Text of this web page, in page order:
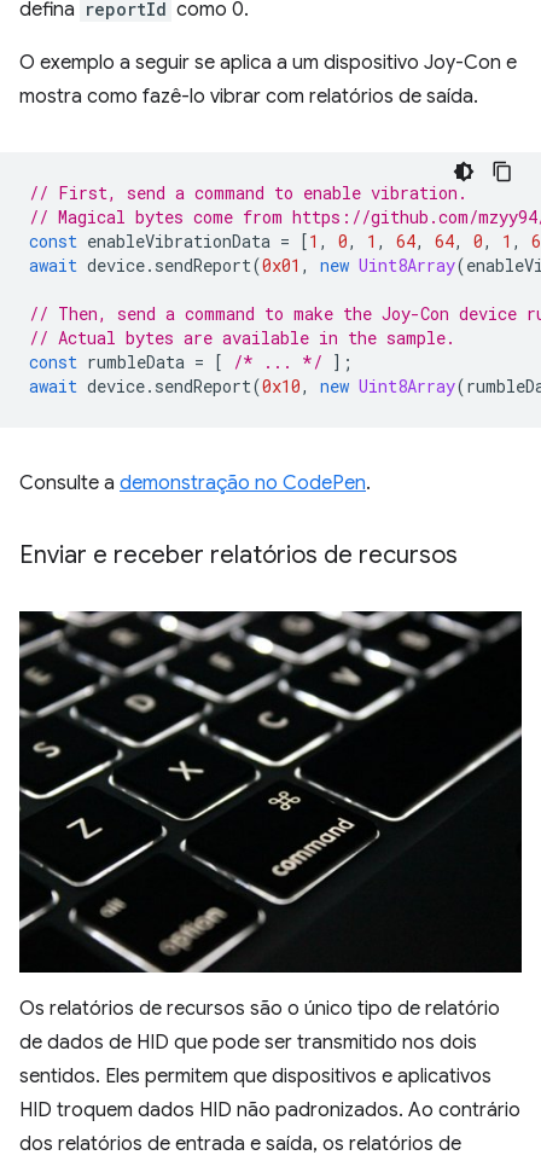
defina reportId como 0.
O exemplo a seguir se aplica a um dispositivo Joy-Con e
mostra como fazê-lo vibrar com relatórios de saída.
// First, send a command to enable vibration.
// Magical bytes come from https://github.com/
const enableVibrationData = [1 , 0, 1 , 64, 64, 0, 1 ,
await device. sendReport(0x01 , new Uint8Array(
// Then, send a command to make the Joy-Con device
// Actual bytes are available in the sample.
const rumbleData = [ /* ... */ ];
await device. sendReport(0x10, new Uint8Array(
Consulte a demonstração no CodePen.
Enviar e receber relatórios de recursos
Os relatórios de recursos são o único tipo de relatório
de dados de HID que pode ser transmitido nos dois
sentidos. Eles permitem que dispositivos e aplicativos
HID troquem dados HID não padronizados. Ao contrário
dos relatórios de entrada e saída, os relatórios de